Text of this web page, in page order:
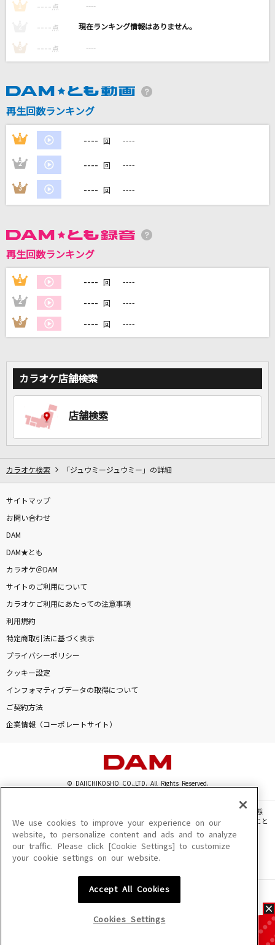
abingdon boys school
Juice=Juice
KANA-BOON
[生音]また逢う日まで
尾崎紀世彦
[生音]紫煙
神野美伽
ヨルシカ
[生音]揺れる想い
ZARD
カラオケをもっと楽しもう！
1 ---- 点 ----
---- 点 ----
3 ---- 点 ----
再生回数ランキング
1 ---- 回 ----
2 ---- 回 ----
3 ---- 回 ----
再生回数ランキング
1 ---- 回 ----
2 ---- 回 ----
3 ---- 回 ----
カラオケ店舗検索
店舗検索
カラオケ検索 「ジュウミージュウミー」の詳細
サイトマップ
お問い合わせ
DAM
DAM★とも
カラオケ＠DAM
サイトのご利用について
カラオケご利用にあたっての注意事項
利用規約
特定商取引法に基づく表示
プライバシーポリシー
クッキー設定
インフォマティブデータの取得について
ご契約方法
企業情報（コーポレートサイト）
© DAIICHIKOSHO CO.,LTD. All Rights Reserved.
このサイトに掲載されている一切の文章・画像・写真・動画・音声等を、手段や形態
を問わず、著作権法の定める範囲を超えて無断で複製、転載、ファイル化などすること
を禁じます。
楽曲及びコンテンツは、機種によりご利用いただけない場合があります。
楽曲及びコンテンツの配信日、配信内容が変更になる場合があります。
We use cookies to improve your experience on our
website, to personalize content and ads and to analyze
our traffic. Please click [Cookie Settings] to customize
your cookie settings on our website.
Accept All Cookies
Cookies Settings